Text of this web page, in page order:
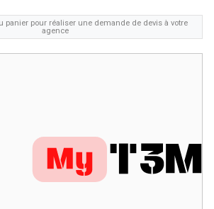
panier pour réaliser une demande de devis à votre
agence